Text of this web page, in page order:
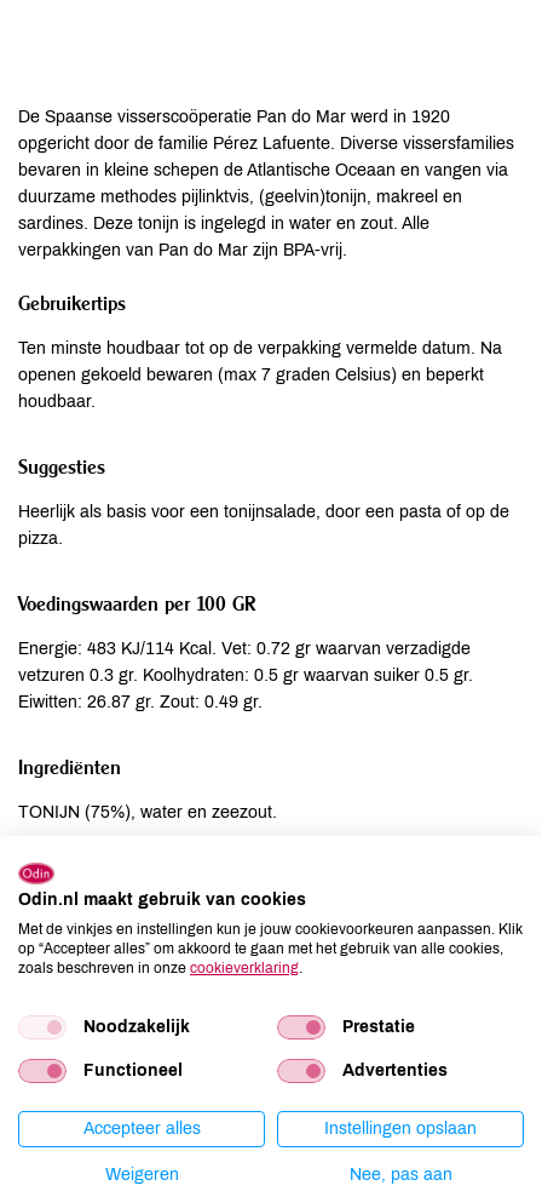
De Spaanse visserscoöperatie Pan do Mar werd in 1920
opgericht door de familie Pérez Lafuente. Diverse vissersfamilies
bevaren in kleine schepen de Atlantische Oceaan en vangen via
duurzame methodes pijlinktvis, (geelvin)tonijn, makreel en
sardines. Deze tonijn is ingelegd in water en zout. Alle
verpakkingen van Pan do Mar zijn BPA-vrij.
Gebruikertips
Ten minste houdbaar tot op de verpakking vermelde datum. Na
openen gekoeld bewaren (max 7 graden Celsius) en beperkt
houdbaar.
Suggesties
Heerlijk als basis voor een tonijnsalade, door een pasta of op de
pizza.
Voedingswaarden per 100 GR
Energie: 483 KJ/114 Kcal. Vet: 0.72 gr waarvan verzadigde
vetzuren 0.3 gr. Koolhydraten: 0.5 gr waarvan suiker 0.5 gr.
Eiwitten: 26.87 gr. Zout: 0.49 gr.
Ingrediënten
TONIJN (75%), water en zeezout.
Allergenen
Aardnoten
niet aanwezig
Ei
niet aanwezig
Lactose
niet aanwezig
Mosterd
niet aanwezig
Noten
niet aanwezig
Schaaldieren
niet aanwezig
niet aanwezig
Odin.nl maakt gebruik van cookies
Met de vinkjes en instellingen kun je jouw cookievoorkeuren aanpassen. Klik
op “Accepteer alles” om akkoord te gaan met het gebruik van alle cookies,
zoals beschreven in onze cookieverklaring
Noodzakelijk Prestatie
Functioneel Advertenties
Accepteer alles Instellingen opslaan
Weigeren Nee, pas aan